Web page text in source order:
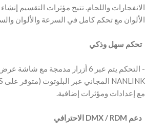
الانفجارات واللحام. تتيح مؤثرات التقسيم
‫- التحكم يتم عبر 6 أزرار مدمجة مع